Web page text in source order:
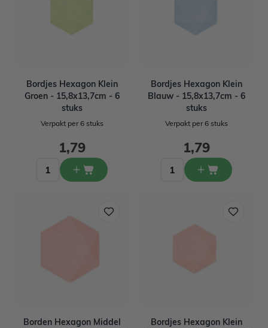
Bordjes Hexagon Klein
Groen - 15,8x13,7cm - 6
stuks
Verpakt per 6 stuks
1,79
Bordjes Hexagon Klein
Blauw - 15,8x13,7cm - 6
stuks
Verpakt per 6 stuks
1,79
Borden Hexagon Middel
Bordjes Hexagon Klein